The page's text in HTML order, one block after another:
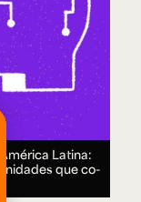
Latina:
que co-